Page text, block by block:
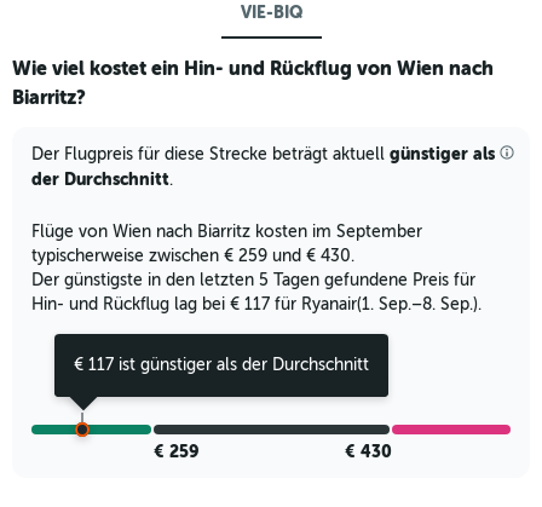
VIE-BIQ
Wie viel kostet ein Hin- und Rückflug von Wien nach
Biarritz?
Der Flugpreis für diese Strecke beträgt aktuell günstiger als
der Durchschnitt.
Flüge von Wien nach Biarritz kosten im September
typischerweise zwischen € 259 und € 430.
Der günstigste in den letzten 5 Tagen gefundene Preis für
Hin- und Rückflug lag bei € 117 für Ryanair(1. Sep.–8. Sep.).
€ 259 € 430
€ 117 ist günstiger als der Durchschnitt